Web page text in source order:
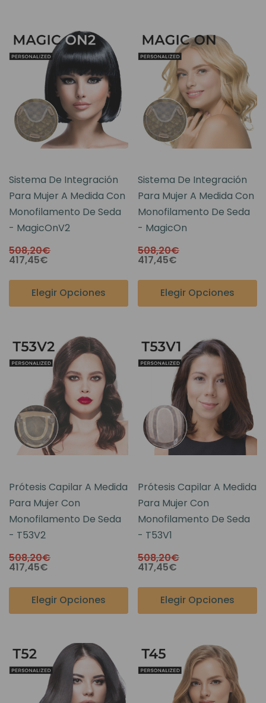
Sistema De Integración
Para Mujer A Medida Con
Monofilamento De Seda
- MagicOnV2
508,20€
417,45€
Elegir Opciones
Sistema De Integración
Para Mujer A Medida Con
Monofilamento De Seda
- MagicOn
508,20€
417,45€
Elegir Opciones
Prótesis Capilar A Medida
Para Mujer Con
Monofilamento De Seda
- T53V2
508,20€
417,45€
Elegir Opciones
Prótesis Capilar A Medida
Para Mujer Con
Monofilamento De Seda
- T53V1
508,20€
417,45€
Elegir Opciones